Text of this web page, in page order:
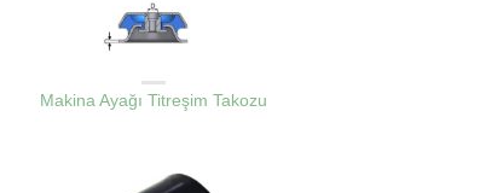
Makina Ayağı Titreşim Takozu